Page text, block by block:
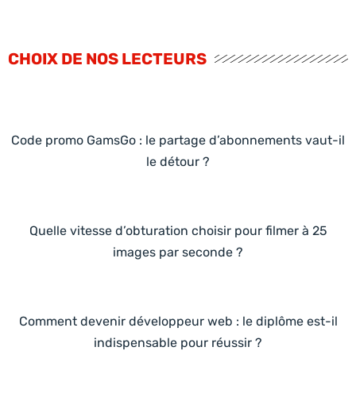
CHOIX DE NOS LECTEURS
Code promo GamsGo : le partage d’abonnements vaut-il
le détour ?
Quelle vitesse d’obturation choisir pour filmer à 25
images par seconde ?
Comment devenir développeur web : le diplôme est-il
indispensable pour réussir ?